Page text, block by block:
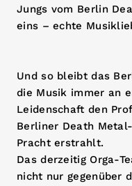
Jungs vom Berlin
eins – echte
Und so bleibt das
die Musik immer an
Leidenschaft den
Berliner Death
Pracht erstrahlt.
Das derzeitig Orga-
nicht nur gegenüber